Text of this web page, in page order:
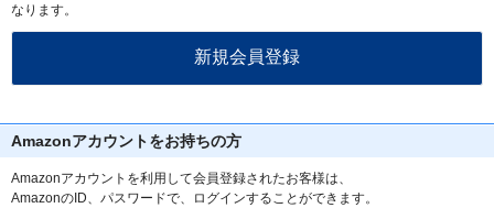
なります。
Amazonアカウントをお持ちの方
Amazonアカウントを利用して会員登録されたお客様は、
AmazonのID、パスワードで、ログインすることができます。